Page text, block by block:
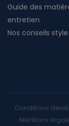
Guide des
entretien
Nos conseils style
Conditions
Mentions